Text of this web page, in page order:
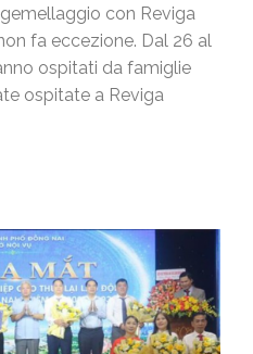
con Reviga
fa eccezione. Dal 26 al
ospitati da famiglie
ospitate a Reviga